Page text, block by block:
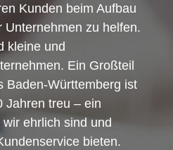
Kunden beim Aufbau
Unternehmen zu helfen.
kleine und
Ein Großteil
Baden-Württemberg ist
Jahren treu – ein
ehrlich sind und
bieten.